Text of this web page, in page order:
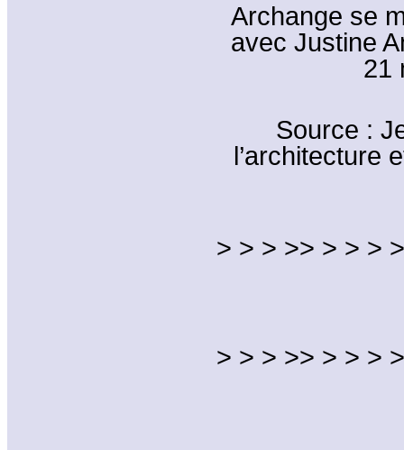
Archange se
avec Justine
21
Source :
l’architecture
> > > >> > > >
> > > >> > > >